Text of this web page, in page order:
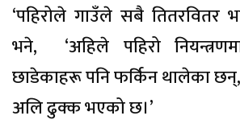
‘पहिरोले गाउँले सबै तितरवितर
भने, ‘अहिले पहिरो
छाडेकाहरू पनि फर्किन थालेका
अलि ढुक्क भएको छ।’